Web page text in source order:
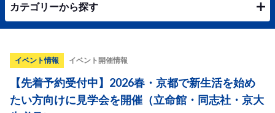
カテゴリーから探す
イベント情報 イベント開催情報
【先着予約受付中】2026春・京都で新生活を始め
たい方向けに見学会を開催（立命館・同志社・京大